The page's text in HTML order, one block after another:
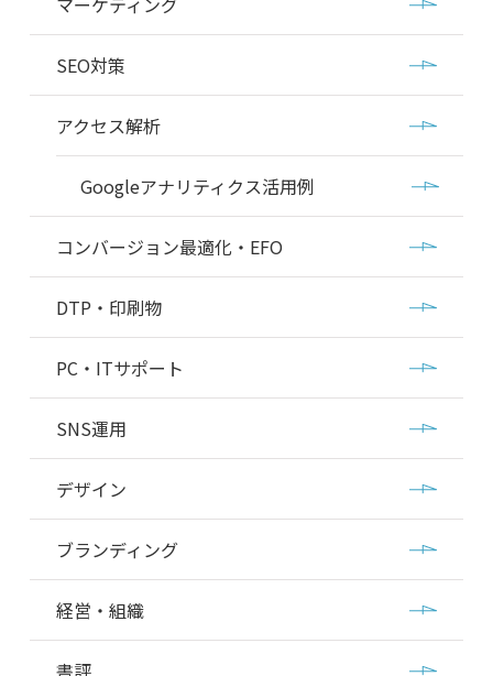
SEO対策
アクセス解析
Googleアナリティクス活用例
コンバージョン最適化・EFO
DTP・印刷物
PC・ITサポート
SNS運用
デザイン
ブランディング
経営・組織
書評